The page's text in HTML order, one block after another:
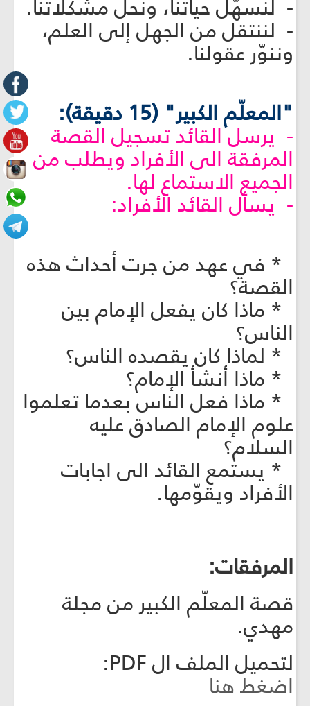
- لنسهّل حياتنا، ونحلّ مشكلاتنا.
- لننتقل من الجهل إلى العلم،
وننوّر عقولنا.
"المعلّم الكبير" (15 دقيقة):
- يرسل القائد تسجيل القصة
المرفقة الى الأفراد ويطلب من
الجميع الاستماع لها.
- يسأل القائد الأفراد:
* في عهد من جرت أحداث هذه
القصة؟
* ماذا كان يفعل الإمام بين
الناس؟
* لماذا كان يقصده الناس؟
* ماذا أنشأ الإمام؟
* ماذا فعل الناس بعدما تعلموا
علوم الإمام الصادق عليه
السلام؟
* يستمع القائد الى اجابات
الأفراد ويقوّمها.
المرفقات:
قصة المعلّم الكبير من مجلة
مهدي.
لتحميل الملف ال PDF:
اضغط هنا